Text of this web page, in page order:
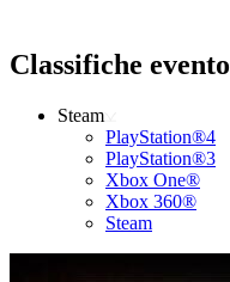
Classifiche evento
Steam
PlayStation®4
PlayStation®3
Xbox One®
Xbox 360®
Steam